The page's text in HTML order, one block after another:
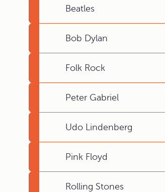
Beatles
Bob Dylan
Folk Rock
Peter Gabriel
Udo Lindenberg
Pink Floyd
Rolling Stones